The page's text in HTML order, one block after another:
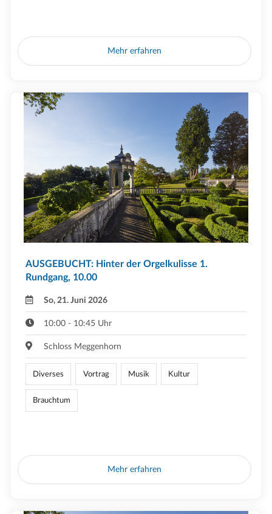
Mehr erfahren
AUSGEBUCHT: Hinter der Orgelkulisse 1.
Rundgang, 10.00
So, 21. Juni 2026
10:00 - 10:45 Uhr
Schloss Meggenhorn
Diverses Vortrag Musik Kultur
Brauchtum
Mehr erfahren